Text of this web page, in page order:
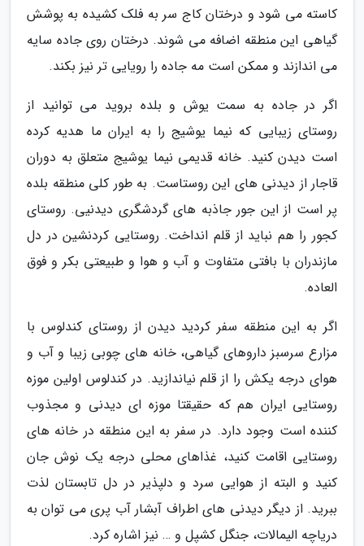
کاسته می شود و درختان کاج سر به فلک کشیده به پوشش
گیاهی این منطقه اضافه می شوند. درختان روی جاده سایه
می اندازند و ممکن است مه جاده را رویایی تر نیز بکند.
اگر در جاده به سمت یوش و بلده بروید می توانید از
روستای زیبایی که نیما یوشیج را به ایران ما هدیه کرده
است دیدن کنید. خانه قدیمی نیما یوشیج متعلق به دوران
قاجار از دیدنی های این روستاست. به طور کلی منطقه بلده
پر است از این جور جاذبه های گردشگری دیدنیی. روستای
کجور را هم نباید از قلم انداخت. روستایی کردنشین در دل
مازندران با بافتی متفاوت و آب و هوا و طبیعتی بکر و فوق
العاده.
اگر به این منطقه سفر کردید دیدن از روستای کندلوس با
مزارع سرسبز داروهای گیاهی، خانه های چوبی زیبا و آب و
هوای درجه یکش را از قلم نیاندازید. در کندلوس اولین موزه
روستایی ایران هم که حقیقتا موزه ای دیدنی و مجذوب
کننده است وجود دارد. در سفر به این منطقه در خانه های
روستایی اقامت کنید، غذاهای محلی درجه یک نوش جان
کنید و البته از هوایی سرد و دلپذیر در دل تابستان لذت
ببرید. از دیگر دیدنی های اطراف آبشار آب پری می توان به
دریاچه الیمالات، جنگل کشپل و … نیز اشاره کرد.